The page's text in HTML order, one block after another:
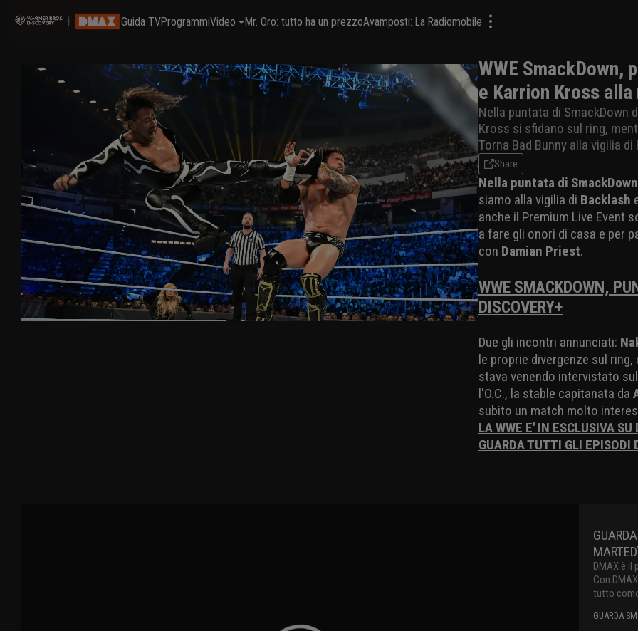
Guida TVProgrammiVideo Mr. Oro: tutto ha un prezzoAvamposti: La Radiomobile
WWE SmackDown,
e Karrion Kross
Nella puntata di SmackDown
Kross si sfidano sul ring,
Torna Bad Bunny alla vigilia di
Share
Nella puntata di
siamo alla vigilia di Backlash
anche il Premium Live Event
a fare gli onori di casa e per
con Damian Priest.
WWE SMACKDOWN,
DISCOVERY+
Due gli incontri annunciati:
le proprie divergenze sul
stava venendo intervistato
l'O.C., la stable capitanata da
subito un match molto
LA WWE E' IN ESCLUSIVA
GUARDA TUTTI GLI EPISODI
DMAX è il
Con
tutto
GUARDA